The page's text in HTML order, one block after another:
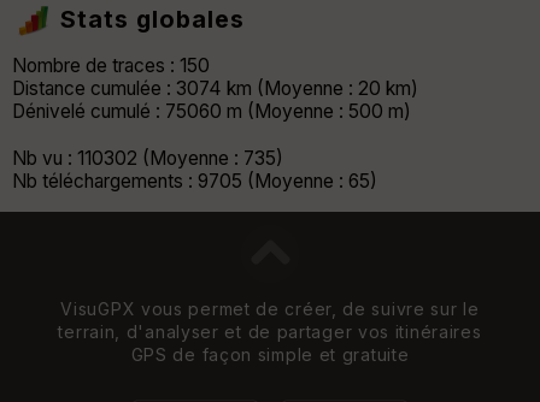
Stats globales
Nombre de traces : 150
Distance cumulée : 3074 km (Moyenne : 20 km)
Dénivelé cumulé : 75060 m (Moyenne : 500 m)
Nb vu : 110302 (Moyenne : 735)
Nb téléchargements : 9705 (Moyenne : 65)
VisuGPX vous permet de créer, de suivre sur le
terrain, d'analyser et de partager vos itinéraires
GPS de façon simple et gratuite